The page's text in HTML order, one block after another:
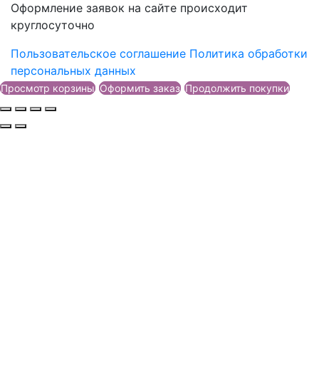
Оформление заявок на сайте происходит
круглосуточно
Пользовательское соглашение Политика обработки
персональных данных
Просмотр корзины Оформить заказ Продолжить покупки